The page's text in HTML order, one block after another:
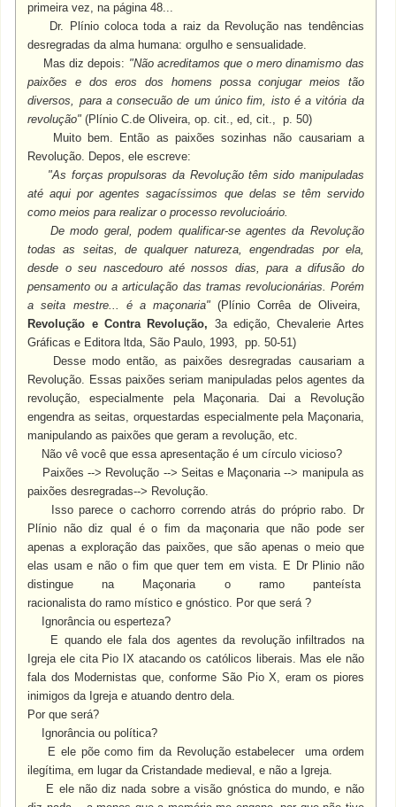
primeira vez, na página 48...
Dr. Plínio coloca toda a raiz da Revolução nas tendências
desregradas da alma humana: orgulho e sensualidade.
Mas diz depois: "Não acreditamos que o mero dinamismo das
paixões e dos eros dos homens possa conjugar meios tão
diversos, para a consecuão de um único fim, isto é a vitória da
revolução" (Plínio C.de Oliveira, op. cit., ed, cit., p. 50)
Muito bem. Então as paixões sozinhas não causariam a
Revolução. Depos, ele escreve:
"As forças propulsoras da Revolução têm sido manipuladas
até aqui por agentes sagacíssimos que delas se têm servido
como meios para realizar o processo revolucioário.
De modo geral, podem qualificar-se agentes da Revolução
todas as seitas, de qualquer natureza, engendradas por ela,
desde o seu nascedouro até nossos dias, para a difusão do
pensamento ou a articulação das tramas revolucionárias. Porém
a seita mestre... é a maçonaria" (Plínio Corrêa de Oliveira,
Revolução e Contra Revolução, 3a edição, Chevalerie Artes
Gráficas e Editora ltda, São Paulo, 1993, pp. 50-51)
Desse modo então, as paixões desregradas causariam a
Revolução. Essas paixões seriam manipuladas pelos agentes da
revolução, especialmente pela Maçonaria. Dai a Revolução
engendra as seitas, orquestardas especialmente pela Maçonaria,
manipulando as paixões que geram a revolução, etc.
Não vê você que essa apresentação é um círculo vicioso?
Paixões --> Revolução --> Seitas e Maçonaria --> manipula as
paixões desregradas--> Revolução.
Isso parece o cachorro correndo atrás do próprio rabo. Dr
Plínio não diz qual é o fim da maçonaria que não pode ser
apenas a exploração das paixões, que são apenas o meio que
elas usam e não o fim que quer tem em vista. E Dr Plinio não
distingue na Maçonaria o ramo panteísta
racionalista do ramo místico e gnóstico. Por que será ?
Ignorância ou esperteza?
E quando ele fala dos agentes da revolução infiltrados na
Igreja ele cita Pio IX atacando os católicos liberais. Mas ele não
fala dos Modernistas que, conforme São Pio X, eram os piores
inimigos da Igreja e atuando dentro dela.
Por que será?
Ignorância ou política?
E ele põe como fim da Revolução estabelecer uma ordem
ilegítima, em lugar da Cristandade medieval, e não a Igreja.
E ele não diz nada sobre a visão gnóstica do mundo, e não